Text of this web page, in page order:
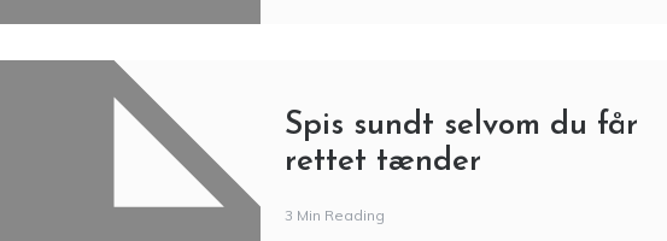
Spis sundt selvom du får
rettet tænder
3 Min Reading